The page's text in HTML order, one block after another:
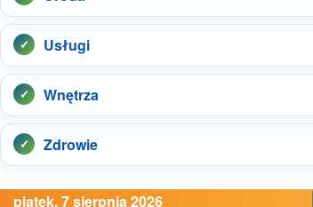
Usługi
Wnętrza
Zdrowie
piątek, 7 sierpnia 2026